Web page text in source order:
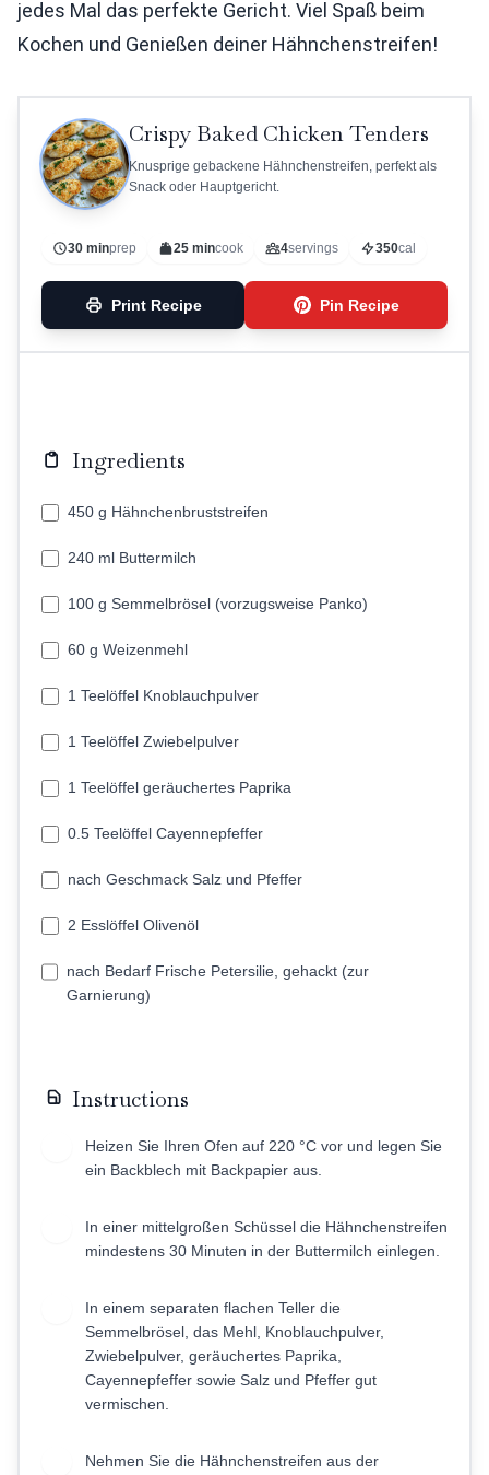
jedes Mal das perfekte Gericht. Viel Spaß beim
Kochen und Genießen deiner Hähnchenstreifen!
Crispy Baked Chicken Tenders
Knusprige gebackene Hähnchenstreifen, perfekt als
Snack oder Hauptgericht.
30 minprep 25 mincook 4servings 350cal
Print Recipe Pin Recipe
Ingredients
450 g Hähnchenbruststreifen
240 ml Buttermilch
100 g Semmelbrösel (vorzugsweise Panko)
60 g Weizenmehl
1 Teelöffel Knoblauchpulver
1 Teelöffel Zwiebelpulver
1 Teelöffel geräuchertes Paprika
0.5 Teelöffel Cayennepfeffer
nach Geschmack Salz und Pfeffer
2 Esslöffel Olivenöl
nach Bedarf Frische Petersilie, gehackt (zur
Garnierung)
Instructions
Heizen Sie Ihren Ofen auf 220 °C vor und legen Sie
ein Backblech mit Backpapier aus.
In einer mittelgroßen Schüssel die Hähnchenstreifen
mindestens 30 Minuten in der Buttermilch einlegen.
In einem separaten flachen Teller die
Semmelbrösel, das Mehl, Knoblauchpulver,
Zwiebelpulver, geräuchertes Paprika,
Cayennepfeffer sowie Salz und Pfeffer gut
vermischen.
Nehmen Sie die Hähnchenstreifen aus der